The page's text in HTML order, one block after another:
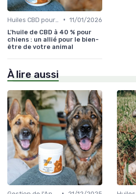
• 11/01/2026
L'huile de CBD à 40 % pour
chiens : un allié pour le bien-
être de votre animal
À lire aussi